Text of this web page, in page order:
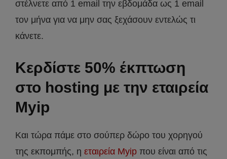
στέλνετε από 1 email την εβδομάδα ως 1 email
τον μήνα για να μην σας ξεχάσουν εντελώς τι
κάνετε.
Κερδίστε 50% έκπτωση
στο hosting με την εταιρεία
Myip
Και τώρα πάμε στο σούπερ δώρο του χορηγού
της εκπομπής, η εταιρεία Myip που είναι από τις